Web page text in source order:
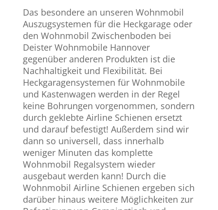
Das besondere an unseren Wohnmobil
Auszugsystemen für die Heckgarage oder
den Wohnmobil Zwischenboden bei
Deister Wohnmobile Hannover
gegenüber anderen Produkten ist die
Nachhaltigkeit und Flexibilität. Bei
Heckgaragensystemen für Wohnmobile
und Kastenwagen werden in der Regel
keine Bohrungen vorgenommen, sondern
durch geklebte Airline Schienen ersetzt
und darauf befestigt! Außerdem sind wir
dann so universell, dass innerhalb
weniger Minuten das komplette
Wohnmobil Regalsystem wieder
ausgebaut werden kann! Durch die
Wohnmobil Airline Schienen ergeben sich
darüber hinaus weitere Möglichkeiten zur